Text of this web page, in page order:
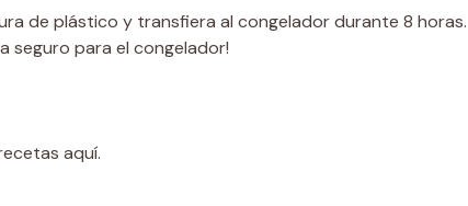
de plástico y transfiera al congelador durante 8 horas.
seguro para el congelador!
aquí.